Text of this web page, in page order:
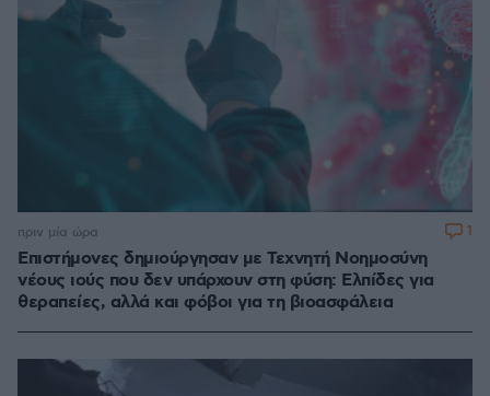
Επιστήμονες δημιούργησαν με Τεχνητή Νοημοσύνη
νέους ιούς που δεν υπάρχουν στη φύση: Ελπίδες για
θεραπείες, αλλά και φόβοι για τη βιοασφάλεια
πριν μία ώρα 1